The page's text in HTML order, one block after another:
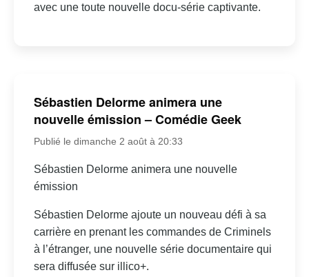
avec une toute nouvelle docu-série captivante.
Sébastien Delorme animera une
nouvelle émission – Comédie Geek
Publié le dimanche 2 août à 20:33
Sébastien Delorme animera une nouvelle
émission
Sébastien Delorme ajoute un nouveau défi à sa
carrière en prenant les commandes de Criminels
à l’étranger, une nouvelle série documentaire qui
sera diffusée sur illico+.